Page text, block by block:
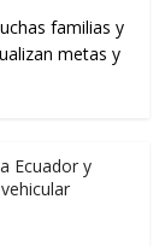
familias y
metas y
Ecuador y